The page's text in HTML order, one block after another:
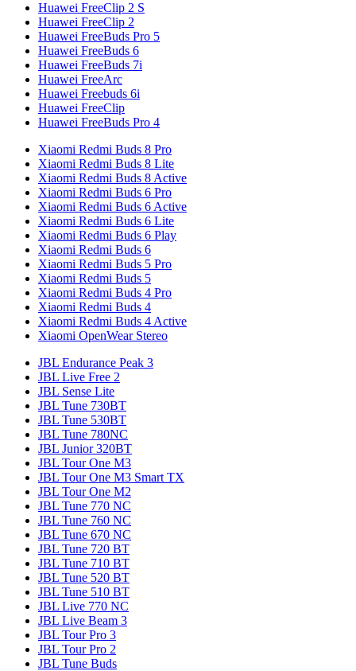
Huawei FreeClip 2 S
Huawei FreeClip 2
Huawei FreeBuds Pro 5
Huawei FreeBuds 6
Huawei FreeBuds 7i
Huawei FreeArc
Huawei Freebuds 6i
Huawei FreeClip
Huawei FreeBuds Pro 4
Xiaomi Redmi Buds 8 Pro
Xiaomi Redmi Buds 8 Lite
Xiaomi Redmi Buds 8 Active
Xiaomi Redmi Buds 6 Pro
Xiaomi Redmi Buds 6 Active
Xiaomi Redmi Buds 6 Lite
Xiaomi Redmi Buds 6 Play
Xiaomi Redmi Buds 6
Xiaomi Redmi Buds 5 Pro
Xiaomi Redmi Buds 5
Xiaomi Redmi Buds 4 Pro
Xiaomi Redmi Buds 4
Xiaomi Redmi Buds 4 Active
Xiaomi OpenWear Stereo
JBL Endurance Peak 3
JBL Live Free 2
JBL Sense Lite
JBL Tune 730BT
JBL Tune 530BT
JBL Tune 780NC
JBL Junior 320BT
JBL Tour One M3
JBL Tour One M3 Smart TX
JBL Tour One M2
JBL Tune 770 NC
JBL Tune 760 NC
JBL Tune 670 NC
JBL Tune 720 BT
JBL Tune 710 BT
JBL Tune 520 BT
JBL Tune 510 BT
JBL Live 770 NC
JBL Live Beam 3
JBL Tour Pro 3
JBL Tour Pro 2
JBL Tune Buds